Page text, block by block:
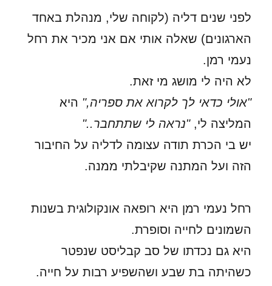
לפני שנים דליה (לקוחה שלי, מנהלת באחד
הארגונים) שאלה אותי אם אני מכיר את רחל
נעמי רמן.
לא היה לי מושג מי זאת.
"אולי כדאי לך לקרוא את ספריה," היא
המליצה לי,"נראה לי שתתחבר.."
יש בי הכרת תודה עצומה לדליה על החיבור
הזה ועל המתנה שקיבלתי ממנה.
רחל נעמי רמן היא רופאה אונקולוגית בשנות
השמונים לחייה וסופרת.
היא גם נכדתו של סב קבליסט שנפטר
כשהיתה בת שבע ושהשפיע רבות על חייה.